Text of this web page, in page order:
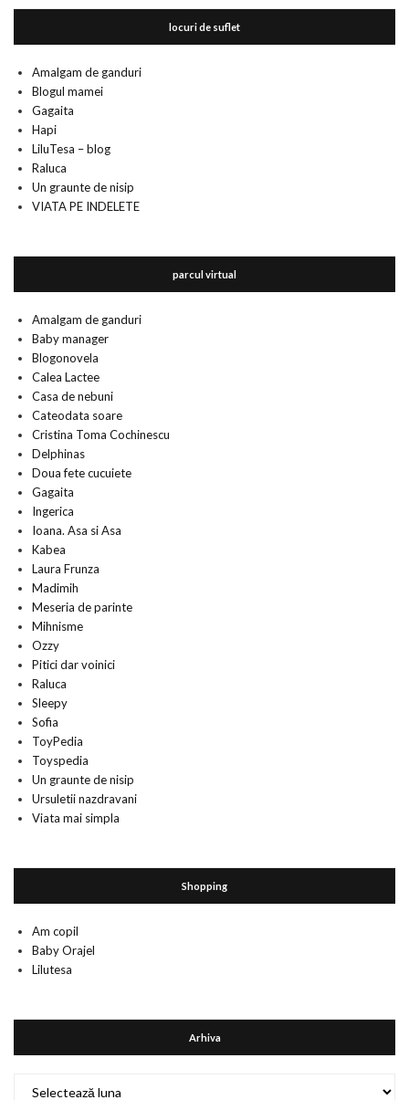
locuri de suflet
Amalgam de ganduri
Blogul mamei
Gagaita
Hapi
LiluTesa – blog
Raluca
Un graunte de nisip
VIATA PE INDELETE
parcul virtual
Amalgam de ganduri
Baby manager
Blogonovela
Calea Lactee
Casa de nebuni
Cateodata soare
Cristina Toma Cochinescu
Delphinas
Doua fete cucuiete
Gagaita
Ingerica
Ioana. Asa si Asa
Kabea
Laura Frunza
Madimih
Meseria de parinte
Mihnisme
Ozzy
Pitici dar voinici
Raluca
Sleepy
Sofia
ToyPedia
Toyspedia
Un graunte de nisip
Ursuletii nazdravani
Viata mai simpla
Shopping
Am copil
Baby Orajel
Lilutesa
Arhiva